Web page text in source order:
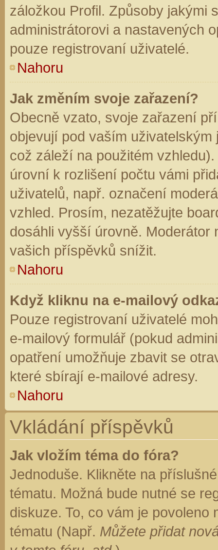
záložkou Profil. Způsoby jakými
administrátorovi a nastavených
pouze registrovaní uživatelé.
Nahoru
Jak změním svoje zařazení?
Obecně vzato, svoje zařazení
objevují pod vaším
což záleží na použitém
úrovní k rozlišení počtu vámi
uživatelů, např. označení
vzhled. Prosím, nezatěžujte
dosáhli vyšší úrovně. Moderátor
vašich příspěvků snížit.
Nahoru
Když kliknu na e-mailový
Pouze registrovaní uživatelé
e-mailový formulář (pokud
opatření umožňuje zbavit se
které sbírají e-mailové adresy.
Nahoru
Vkládání příspěvků
Jak vložím téma do fóra?
Jednoduše. Klikněte na
tématu. Možná bude nutné se
diskuze. To, co vám je
tématu (Např. Můžete přidat